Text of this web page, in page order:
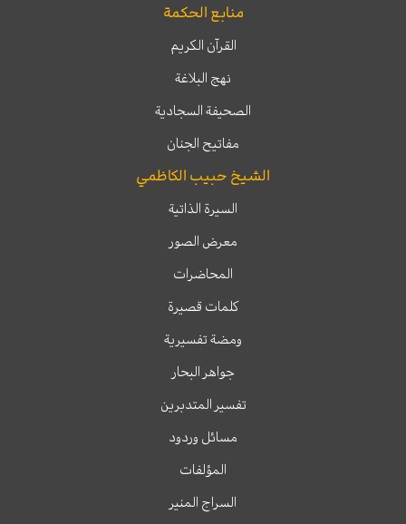
منابع الحكمة
القرآن الكريم
نهج البلاغة
الصحيفة السجادية
مفاتيح الجنان
الشيخ حبيب الكاظمي
السيرة الذاتية
معرض الصور
المحاضرات
كلمات قصيرة
ومضة تفسيرية
جواهر البحار
تفسير المتدبرين
مسائل وردود
المؤلفات
السراج المنير